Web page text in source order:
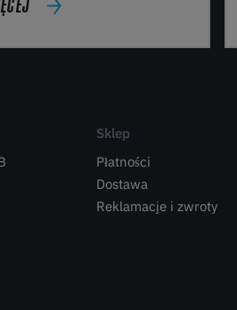
Sklep
Płatności
Dostawa
Reklamacje i zwroty